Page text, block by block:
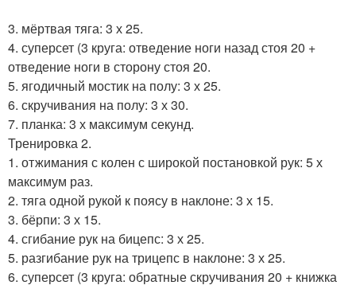
3. мёртвая тяга: 3 х 25.
4. суперсет (3 круга: отведение ноги назад стоя 20 +
отведение ноги в сторону стоя 20.
5. ягодичный мостик на полу: 3 х 25.
6. скручивания на полу: 3 х 30.
7. планка: 3 х максимум секунд.
Тренировка 2.
1. отжимания с колен с широкой постановкой рук: 5 х
максимум раз.
2. тяга одной рукой к поясу в наклоне: 3 х 15.
3. бёрпи: 3 х 15.
4. сгибание рук на бицепс: 3 х 25.
5. разгибание рук на трицепс в наклоне: 3 х 25.
6. суперсет (3 круга: обратные скручивания 20 + книжка